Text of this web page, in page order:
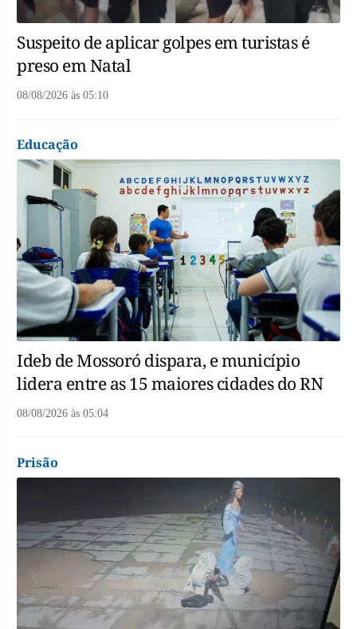
Suspeito de aplicar golpes em turistas é
preso em Natal
08/08/2026 às 05:10
Educação
Ideb de Mossoró dispara, e município
lidera entre as 15 maiores cidades do RN
08/08/2026 às 05:04
Prisão